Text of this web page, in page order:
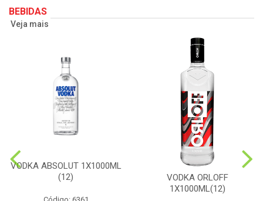
BEBIDAS
Veja mais
VODKA ABSOLUT 1X1000ML
(12)
VODKA ORLOFF
1X1000ML(12)